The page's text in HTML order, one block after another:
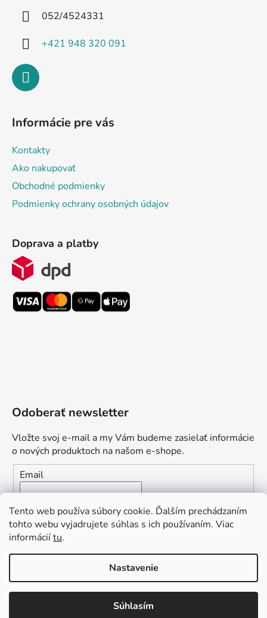
Tento web používa súbory cookie. Ďalším prechádzaním
tohto webu vyjadrujete súhlas s ich používaním. Viac
informáciítu.
Nastavenie
Súhlasím
: Zaplaťte vopred a získajte
052/4524331
+421 948 320 091
Informácie pre vás
Kontakty
Ako nakupovať
Obchodné podmienky
Podmienky ochrany osobných údajov
Doprava a platby
Odoberať newsletter
Vložte svoj e-mail a my Vám budeme zasielať informácie
o nových produktoch na našom e-shope.
Email
Vložením e-mailu súhlasíte s
podmienkami ochrany
osobných údajov
Vytvoril Shoptet Premium
môžem pomôcť?“